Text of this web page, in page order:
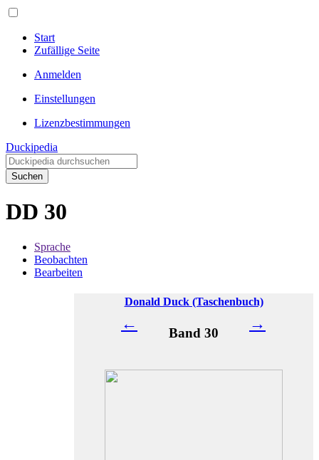
Start
Zufällige Seite
Anmelden
Einstellungen
Lizenzbestimmungen
Duckipedia
Suchen
DD 30
Sprache
Beobachten
Bearbeiten
Donald Duck (Taschenbuch)
←
Band 30
→